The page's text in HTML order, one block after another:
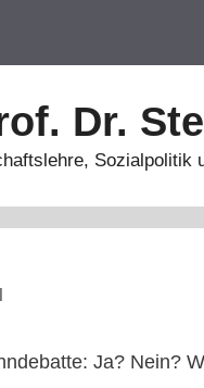
Dr.
Sozialpolitik
Ja? Nein?